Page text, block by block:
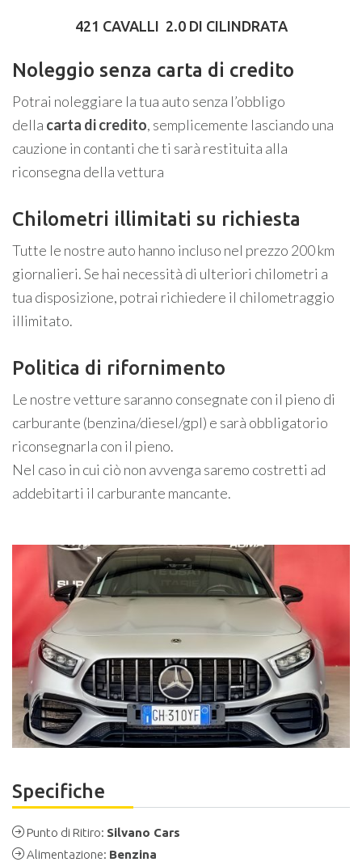
421 CAVALLI 2.0 DI CILINDRATA
Noleggio senza carta di credito
Potrai noleggiare la tua auto senza l’obbligo
della carta di credito, semplicemente lasciando una
cauzione in contanti che ti sarà restituita alla
riconsegna della vettura
Chilometri illimitati su richiesta
Tutte le nostre auto hanno incluso nel prezzo 200 km
giornalieri. Se hai necessità di ulteriori chilometri a
tua disposizione, potrai richiedere il chilometraggio
illimitato.
Politica di rifornimento
Le nostre vetture saranno consegnate con il pieno di
carburante (benzina/diesel/gpl) e sarà obbligatorio
riconsegnarla con il pieno.
Nel caso in cui ciò non avvenga saremo costretti ad
addebitarti il carburante mancante.
Specifiche
Punto di Ritiro: Silvano Cars
Alimentazione: Benzina